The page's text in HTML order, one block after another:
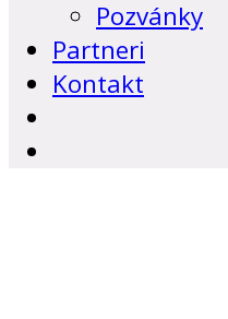
Pozvánky
Partneri
Kontakt